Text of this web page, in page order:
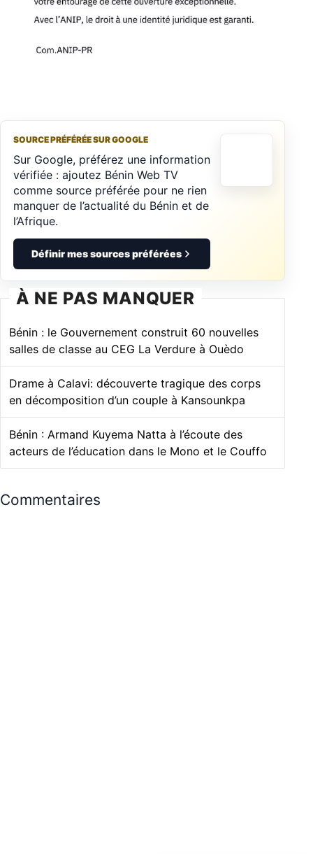
SOURCE PRÉFÉRÉE SUR GOOGLE
Sur Google, préférez une information
vérifiée : ajoutez Bénin Web TV
comme source préférée pour ne rien
manquer de l’actualité du Bénin et de
l’Afrique.
Définir mes sources préférées
À NE PAS MANQUER
Bénin : le Gouvernement construit 60 nouvelles
salles de classe au CEG La Verdure à Ouèdo
Drame à Calavi: découverte tragique des corps
en décomposition d’un couple à Kansounkpa
Bénin : Armand Kuyema Natta à l’écoute des
acteurs de l’éducation dans le Mono et le Couffo
Commentaires